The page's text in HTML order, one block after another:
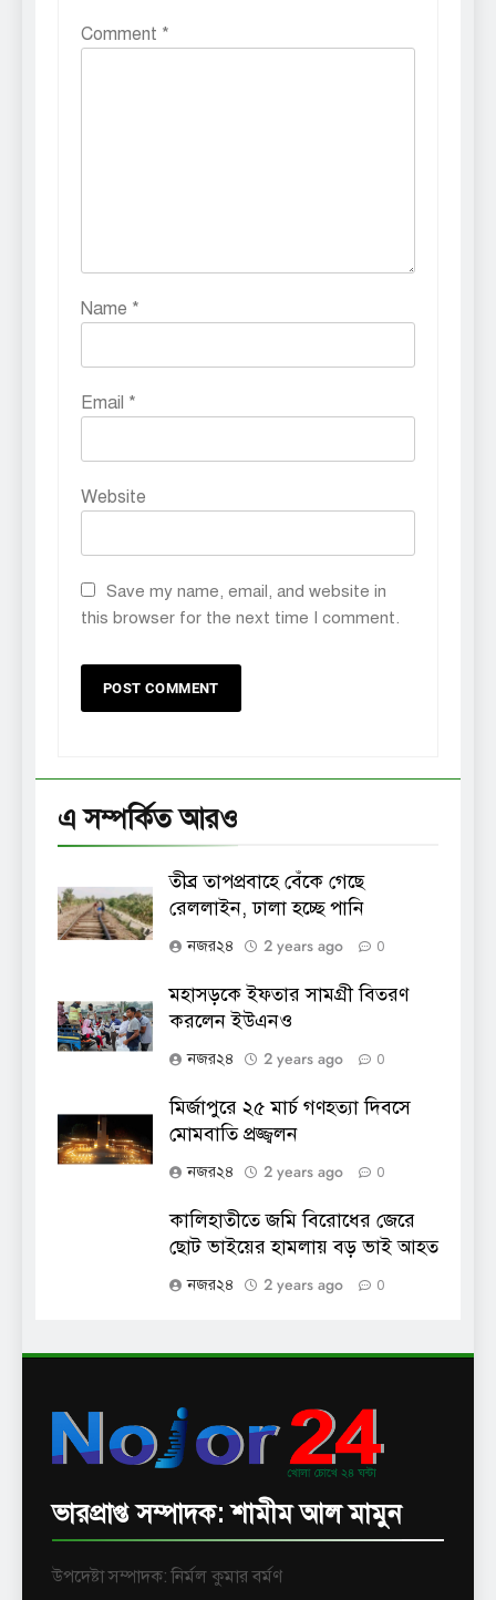
Comment *
Name *
Email *
Website
Save my name, email, and website in
this browser for the next time I comment.
এ সম্পর্কিত আরও
তীব্র তাপপ্রবাহে বেঁকে গেছে
রেললাইন, ঢালা হচ্ছে পানি
নজর২৪ 2 years ago 0
মহাসড়কে ইফতার সামগ্রী বিতরণ
করলেন ইউএনও
নজর২৪ 2 years ago 0
মির্জাপুরে ২৫ মার্চ গণহত্যা দিবসে
মোমবাতি প্রজ্জ্বলন
নজর২৪ 2 years ago 0
কালিহাতীতে জমি বিরোধের জেরে
ছোট ভাইয়ের হামলায় বড় ভাই আহত
নজর২৪ 2 years ago 0
ভারপ্রাপ্ত সম্পাদক: শামীম আল মামুন
উপদেষ্টা সম্পাদক: নির্মল কুমার বর্মণ